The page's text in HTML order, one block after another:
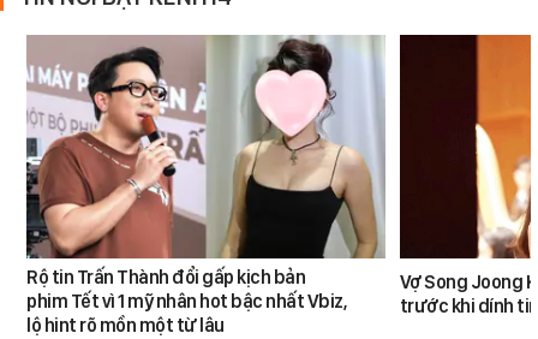
Rộ tin Trấn Thành đổi gấp kịch bản
phim Tết vì 1 mỹ nhân hot bậc nhất Vbiz,
lộ hint rõ mồn một từ lâu
Vợ Song Joong
trước khi dính